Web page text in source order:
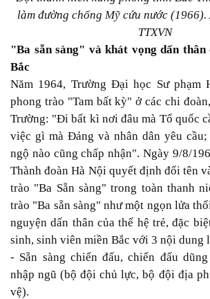
làm đường chống Mỹ cứu nước (1966).
TTXVN
"Ba sẵn sàng" và khát vọng dấn
Bắc
Năm 1964, Trường Đại học Sư phạm
phong trào "Tam bất kỳ" ở các chi
Trường: "Đi bất kì nơi đâu mà Tổ quốc
việc gì mà Đảng và nhân dân yêu
ngộ nào cũng chấp nhận". Ngày 9/8/
Thành đoàn Hà Nội quyết định đổi tên
trào "Ba Sẵn sàng" trong toàn thanh
trào "Ba sẵn sàng" như một ngọn lửa
nguyện dấn thân của thế hệ trẻ, đặc
sinh, sinh viên miền Bắc với 3 nội dung
- Sẵn sàng chiến đấu, chiến đấu
nhập ngũ (bộ đội chủ lực, bộ đội địa
vệ).